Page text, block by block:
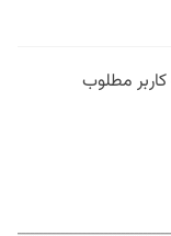
مطلوب